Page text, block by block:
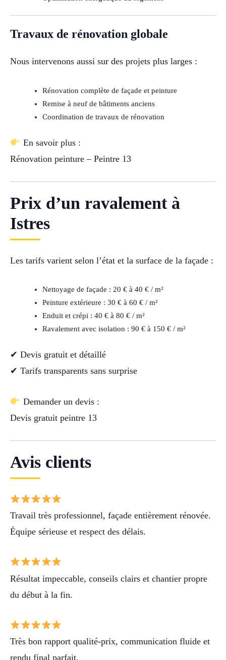
Travaux de rénovation globale
Nous intervenons aussi sur des projets plus larges :
Rénovation complète de façade et peinture
Remise à neuf de bâtiments anciens
Coordination de travaux de rénovation
En savoir plus :
Rénovation peinture – Peintre 13
Prix d’un ravalement à
Istres
Les tarifs varient selon l’état et la surface de la façade :
Nettoyage de façade : 20 € à 40 € / m²
Peinture extérieure : 30 € à 60 € / m²
Enduit et crépi : 40 € à 80 € / m²
Ravalement avec isolation : 90 € à 150 € / m²
✔ Devis gratuit et détaillé
✔ Tarifs transparents sans surprise
Demander un devis :
Devis gratuit peintre 13
Avis clients
Travail très professionnel, façade entièrement rénovée.
Équipe sérieuse et respect des délais.
Résultat impeccable, conseils clairs et chantier propre
du début à la fin.
Très bon rapport qualité-prix, communication fluide et
rendu final parfait.